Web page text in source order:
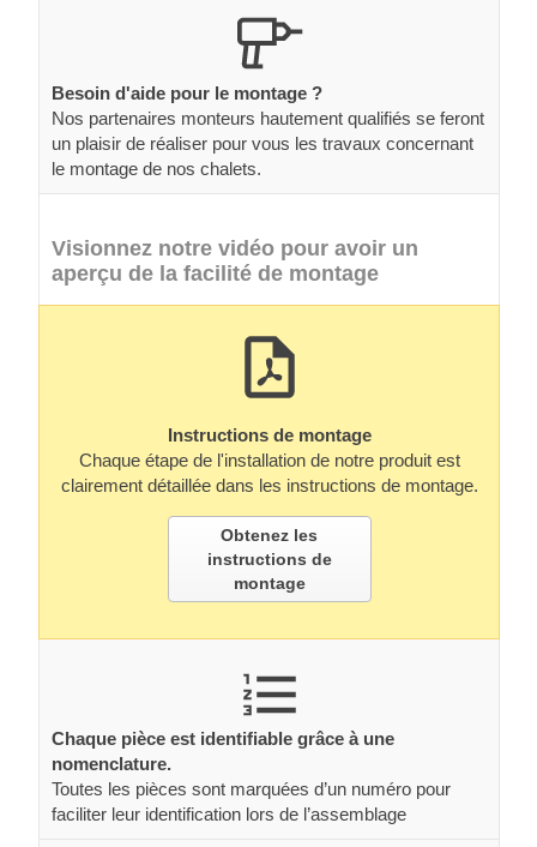
Besoin d'aide pour le montage ?
Nos partenaires monteurs hautement qualifiés se feront
un plaisir de réaliser pour vous les travaux concernant
le montage de nos chalets.
Visionnez notre vidéo pour avoir un
aperçu de la facilité de montage
Instructions de montage
Chaque étape de l'installation de notre produit est
clairement détaillée dans les instructions de montage.
Obtenez les
instructions de
montage
Chaque pièce est identifiable grâce à une
nomenclature.
Toutes les pièces sont marquées d’un numéro pour
faciliter leur identification lors de l’assemblage